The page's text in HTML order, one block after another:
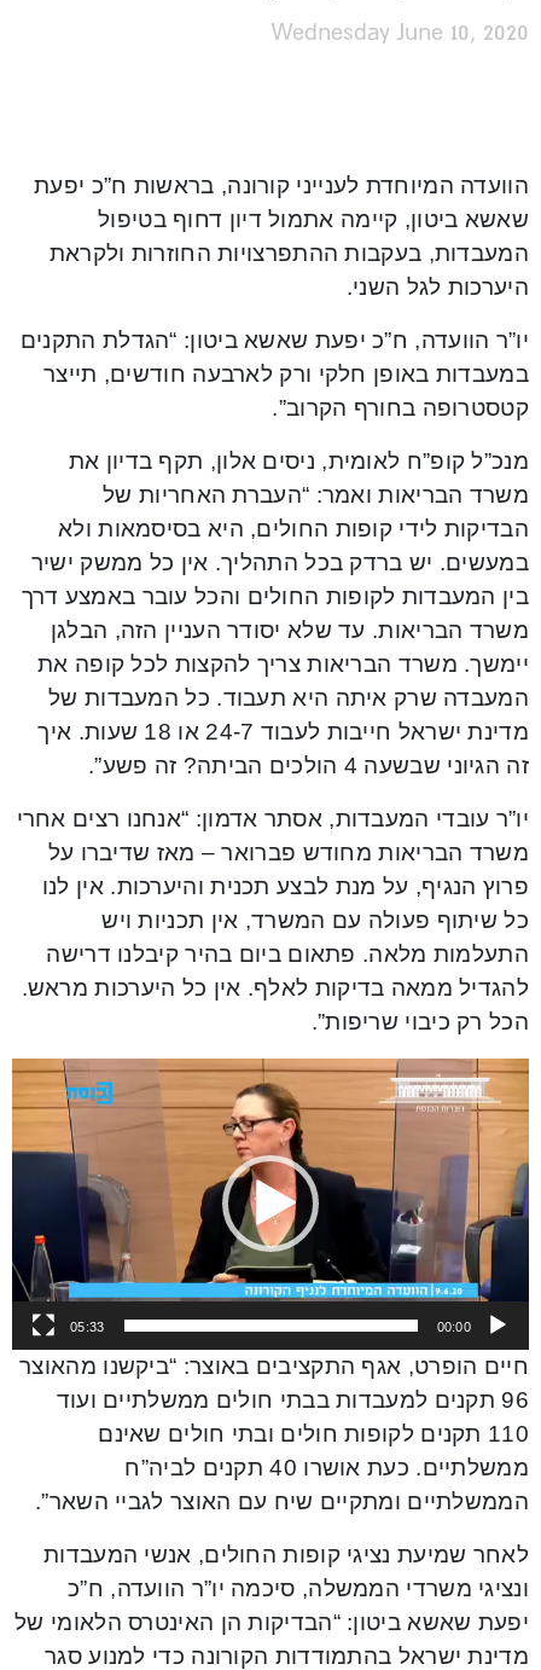
Wednesday June 10, 2020
הוועדה המיוחדת לענייני קורונה, בראשות ח”כ יפעת
שאשא ביטון, קיימה אתמול דיון דחוף בטיפול
המעבדות, בעקבות ההתפרצויות החוזרות ולקראת
היערכות לגל השני.
יו”ר הוועדה, ח”כ יפעת שאשא ביטון: “הגדלת התקנים
במעבדות באופן חלקי ורק לארבעה חודשים, תייצר
קטסטרופה בחורף הקרוב”.
מנכ”ל קופ”ח לאומית, ניסים אלון, תקף בדיון את
משרד הבריאות ואמר: “העברת האחריות של
הבדיקות לידי קופות החולים, היא בסיסמאות ולא
במעשים. יש ברדק בכל התהליך. אין כל ממשק ישיר
בין המעבדות לקופות החולים והכל עובר באמצע דרך
משרד הבריאות. עד שלא יסודר העניין הזה, הבלגן
יימשך. משרד הבריאות צריך להקצות לכל קופה את
המעבדה שרק איתה היא תעבוד. כל המעבדות של
מדינת ישראל חייבות לעבוד 24-7 או 18 שעות. איך
זה הגיוני שבשעה 4 הולכים הביתה? זה פשע”.
יו”ר עובדי המעבדות, אסתר אדמון: “אנחנו רצים אחרי
משרד הבריאות מחודש פברואר – מאז שדיברו על
פרוץ הנגיף, על מנת לבצע תכנית והיערכות. אין לנו
כל שיתוף פעולה עם המשרד, אין תכניות ויש
התעלמות מלאה. פתאום ביום בהיר קיבלנו דרישה
להגדיל ממאה בדיקות לאלף. אין כל היערכות מראש.
הכל רק כיבוי שריפות”.
Video
Player
00:00
05:33
חיים הופרט, אגף התקציבים באוצר: “ביקשנו מהאוצר
96 תקנים למעבדות בבתי חולים ממשלתיים ועוד
110 תקנים לקופות חולים ובתי חולים שאינם
ממשלתיים. כעת אושרו 40 תקנים לביה”ח
הממשלתיים ומתקיים שיח עם האוצר לגביי השאר”.
לאחר שמיעת נציגי קופות החולים, אנשי המעבדות
ונציגי משרדי הממשלה, סיכמה יו”ר הוועדה, ח”כ
יפעת שאשא ביטון: “הבדיקות הן האינטרס הלאומי של
מדינת ישראל בהתמודדות הקורונה כדי למנוע סגר